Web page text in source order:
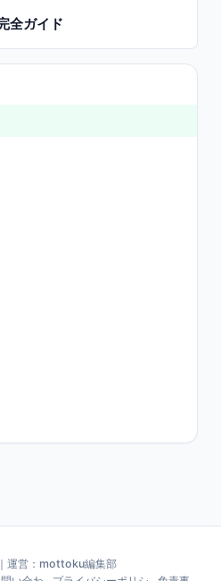
全ガイド
運営：mottoku編集部